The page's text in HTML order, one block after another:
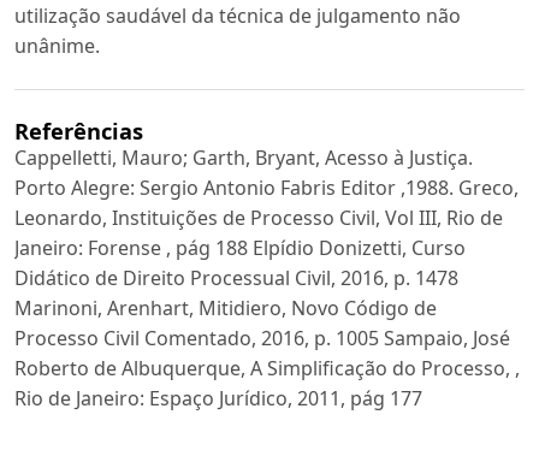
utilização saudável da técnica de julgamento não
unânime.
Referências
Cappelletti, Mauro; Garth, Bryant, Acesso à Justiça.
Porto Alegre: Sergio Antonio Fabris Editor ,1988. Greco,
Leonardo, Instituições de Processo Civil, Vol III, Rio de
Janeiro: Forense , pág 188 Elpídio Donizetti, Curso
Didático de Direito Processual Civil, 2016, p. 1478
Marinoni, Arenhart, Mitidiero, Novo Código de
Processo Civil Comentado, 2016, p. 1005 Sampaio, José
Roberto de Albuquerque, A Simplificação do Processo, ,
Rio de Janeiro: Espaço Jurídico, 2011, pág 177